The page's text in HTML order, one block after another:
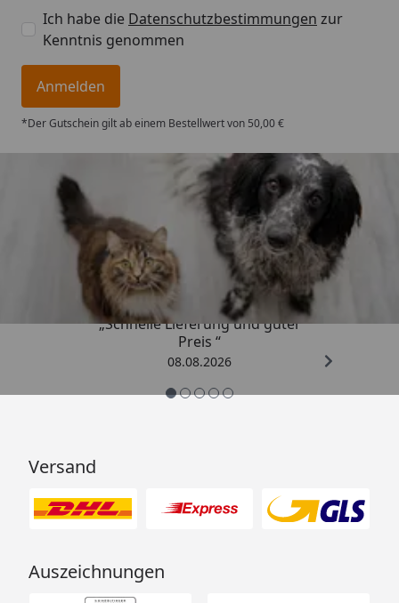
Ich habe die Datenschutzbestimmungen zur
Kenntnis genommen
Anmelden
*Der Gutschein gilt ab einem Bestellwert von 50,00 €
Trusted Shops
/ 5
„Schnelle Lieferung und guter
Preis “
08.08.2026
Versand
Auszeichnungen